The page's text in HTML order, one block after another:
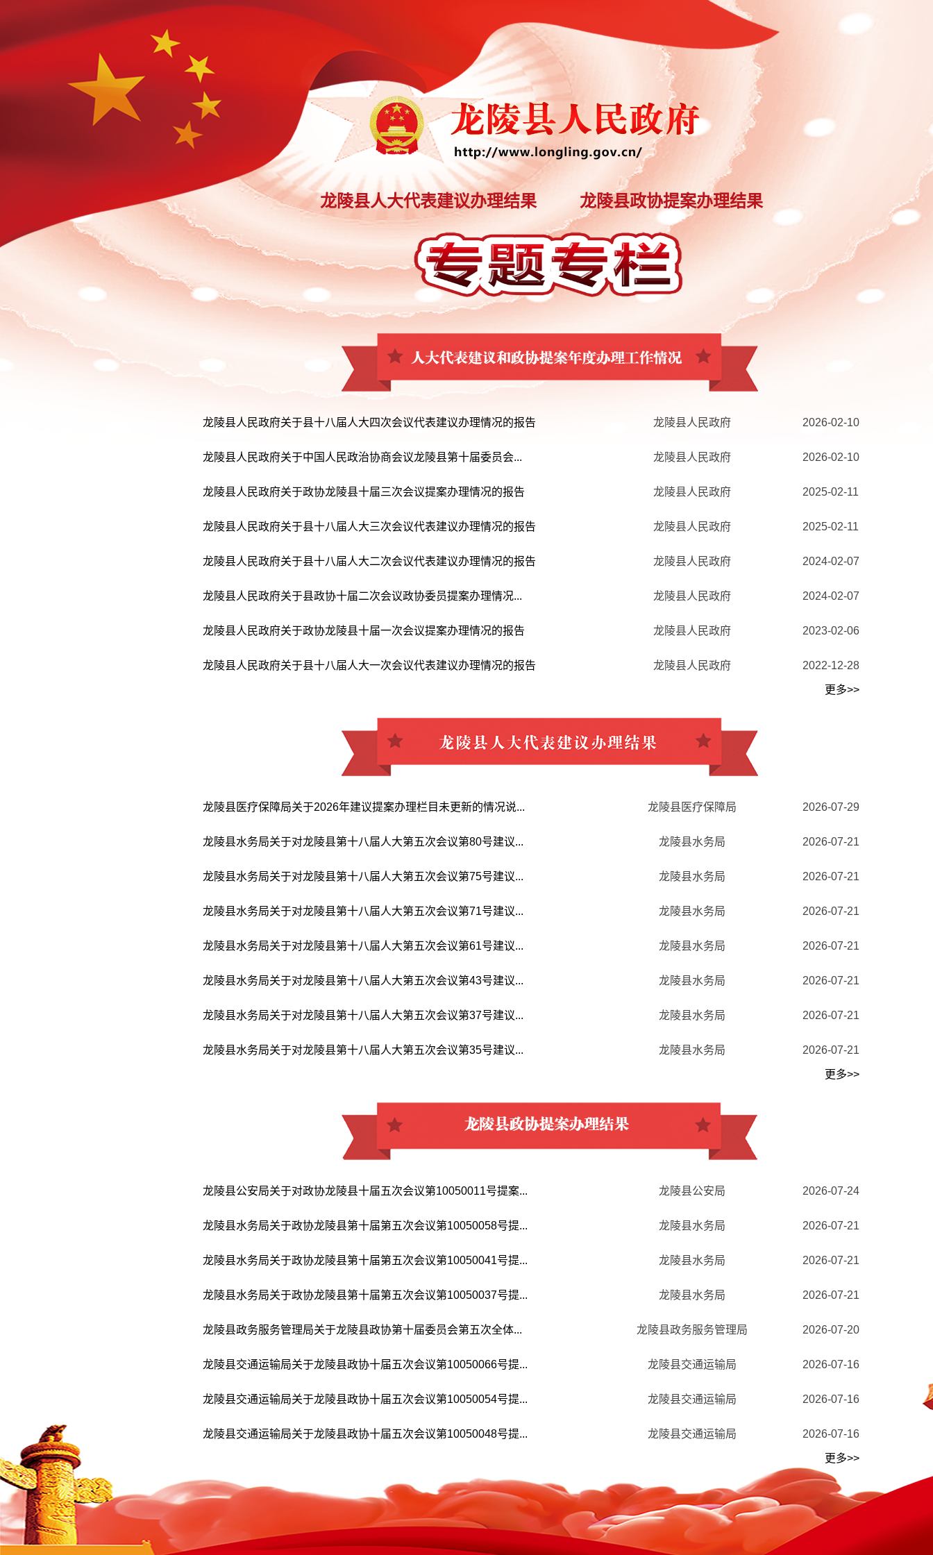
龙陵县人大代表建议办理结果 龙陵县政协提案办理结果
龙陵县人民政府关于县十八届人大四次会议代表建议办理情况的报告 龙陵县人民政府 2026-02-10
龙陵县人民政府关于中国人民政治协商会议龙陵县第十届委员会... 龙陵县人民政府 2026-02-10
龙陵县人民政府关于政协龙陵县十届三次会议提案办理情况的报告 龙陵县人民政府 2025-02-11
龙陵县人民政府关于县十八届人大三次会议代表建议办理情况的报告 龙陵县人民政府 2025-02-11
龙陵县人民政府关于县十八届人大二次会议代表建议办理情况的报告 龙陵县人民政府 2024-02-07
龙陵县人民政府关于县政协十届二次会议政协委员提案办理情况... 龙陵县人民政府 2024-02-07
龙陵县人民政府关于政协龙陵县十届一次会议提案办理情况的报告 龙陵县人民政府 2023-02-06
龙陵县人民政府关于县十八届人大一次会议代表建议办理情况的报告 龙陵县人民政府 2022-12-28
更多>>
龙陵县医疗保障局关于2026年建议提案办理栏目未更新的情况说... 龙陵县医疗保障局 2026-07-29
龙陵县水务局关于对龙陵县第十八届人大第五次会议第80号建议... 龙陵县水务局 2026-07-21
龙陵县水务局关于对龙陵县第十八届人大第五次会议第75号建议... 龙陵县水务局 2026-07-21
龙陵县水务局关于对龙陵县第十八届人大第五次会议第71号建议... 龙陵县水务局 2026-07-21
龙陵县水务局关于对龙陵县第十八届人大第五次会议第61号建议... 龙陵县水务局 2026-07-21
龙陵县水务局关于对龙陵县第十八届人大第五次会议第43号建议... 龙陵县水务局 2026-07-21
龙陵县水务局关于对龙陵县第十八届人大第五次会议第37号建议... 龙陵县水务局 2026-07-21
龙陵县水务局关于对龙陵县第十八届人大第五次会议第35号建议... 龙陵县水务局 2026-07-21
更多>>
龙陵县公安局关于对政协龙陵县十届五次会议第10050011号提案... 龙陵县公安局 2026-07-24
龙陵县水务局关于政协龙陵县第十届第五次会议第10050058号提... 龙陵县水务局 2026-07-21
龙陵县水务局关于政协龙陵县第十届第五次会议第10050041号提... 龙陵县水务局 2026-07-21
龙陵县水务局关于政协龙陵县第十届第五次会议第10050037号提... 龙陵县水务局 2026-07-21
龙陵县政务服务管理局关于龙陵县政协第十届委员会第五次全体... 龙陵县政务服务管理局 2026-07-20
龙陵县交通运输局关于龙陵县政协十届五次会议第10050066号提... 龙陵县交通运输局 2026-07-16
龙陵县交通运输局关于龙陵县政协十届五次会议第10050054号提... 龙陵县交通运输局 2026-07-16
龙陵县交通运输局关于龙陵县政协十届五次会议第10050048号提... 龙陵县交通运输局 2026-07-16
更多>>